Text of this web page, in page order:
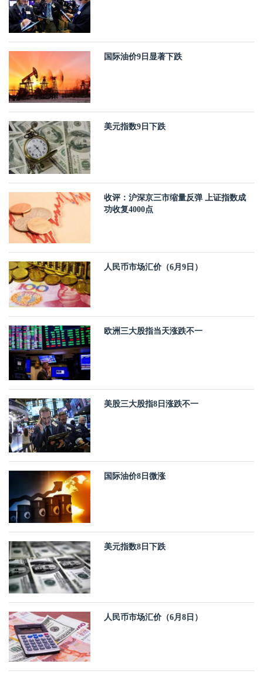
国际油价9日显著下跌
美元指数9日下跌
收评：沪深京三市缩量反弹 上证指数成
功收复4000点
人民币市场汇价（6月9日）
欧洲三大股指当天涨跌不一
美股三大股指8日涨跌不一
国际油价8日微涨
美元指数8日下跌
人民币市场汇价（6月8日）